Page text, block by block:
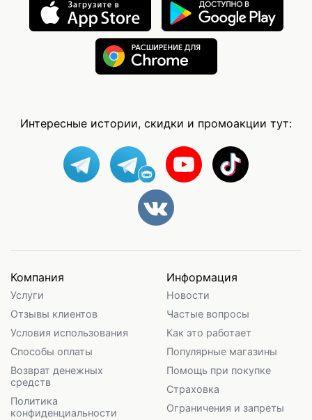
Интересные истории, скидки и промоакции тут:
Компания
Услуги
Отзывы клиентов
Условия использования
Способы оплаты
Возврат денежных
средств
Политика
конфиденциальности
Информация
Новости
Частые вопросы
Как это работает
Популярные магазины
Помощь при покупке
Страховка
Ограничения и запреты